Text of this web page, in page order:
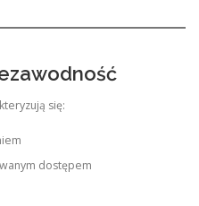
się:
dostępem